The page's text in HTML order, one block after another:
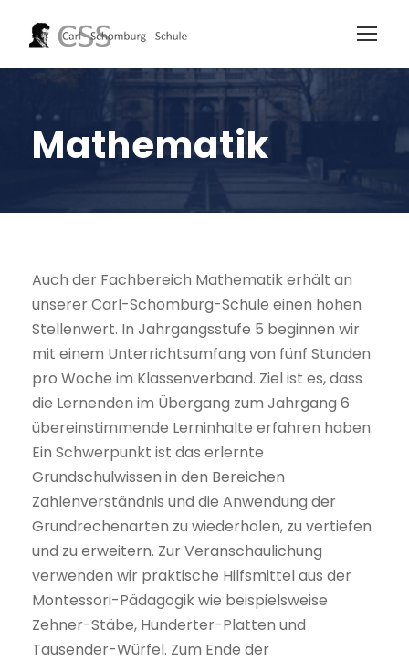
Mathematik
Auch der Fachbereich Mathematik erhält an
unserer Carl-Schomburg-Schule einen hohen
Stellenwert. In Jahrgangsstufe 5 beginnen wir
mit einem Unterrichtsumfang von fünf Stunden
pro Woche im Klassenverband. Ziel ist es, dass
die Lernenden im Übergang zum Jahrgang 6
übereinstimmende Lerninhalte erfahren haben.
Ein Schwerpunkt ist das erlernte
Grundschulwissen in den Bereichen
Zahlenverständnis und die Anwendung der
Grundrechenarten zu wiederholen, zu vertiefen
und zu erweitern. Zur Veranschaulichung
verwenden wir praktische Hilfsmittel aus der
Montessori-Pädagogik wie beispielsweise
Zehner-Stäbe, Hunderter-Platten und
Tausender-Würfel. Zum Ende der